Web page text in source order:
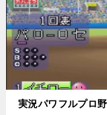
実況パワフルプロ